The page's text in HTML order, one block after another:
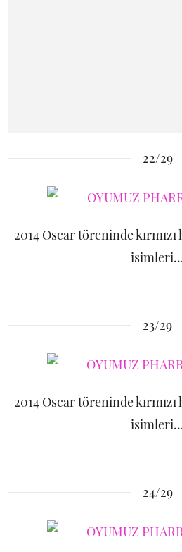
22/29
2014 Oscar töreninde kırmızı
23/29
2014 Oscar töreninde kırmızı
24/29